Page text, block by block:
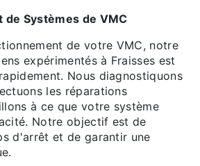
de Systèmes de VMC
de votre VMC, notre
expérimentés à Fraisses est
Nous diagnostiquons
les réparations
à ce que votre système
Notre objectif est de
d'arrêt et de garantir une